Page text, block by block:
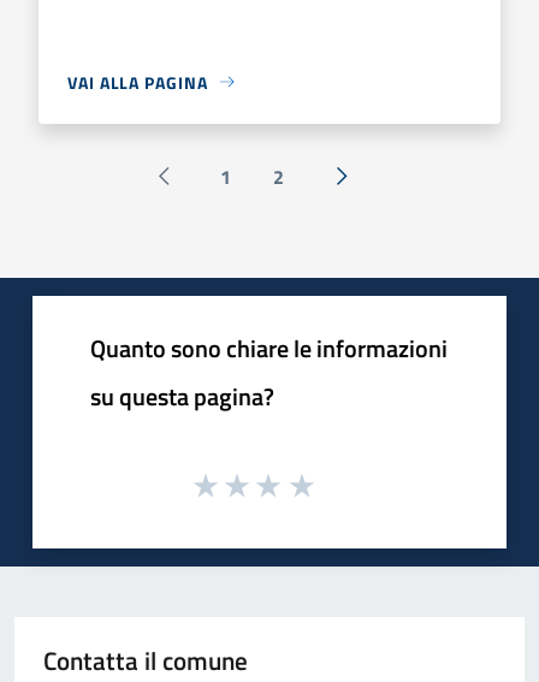
VAI ALLA PAGINA
Pagina precedente
1 2 Successiva »
Quanto sono chiare le informazioni
su questa pagina?
Contatta il comune